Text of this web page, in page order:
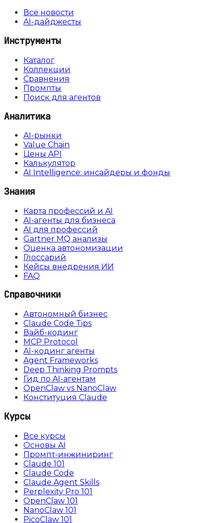
Все новости
AI-дайджесты
Инструменты
Каталог
Коллекции
Сравнения
Промпты
Поиск для агентов
Аналитика
AI-рынки
Value Chain
Цены API
Калькулятор
AI Intelligence: инсайдеры и фонды
Знания
Карта профессий и AI
AI-агенты для бизнеса
AI для профессий
Gartner MQ анализы
Оценка автономизации
Глоссарий
Кейсы внедрения ИИ
FAQ
Справочники
Автономный бизнес
Claude Code Tips
Вайб-кодинг
MCP Protocol
AI-кодинг агенты
Agent Frameworks
Deep Thinking Prompts
Гид по AI-агентам
OpenClaw vs NanoClaw
Конституция Claude
Курсы
Все курсы
Основы AI
Промпт-инжиниринг
Claude 101
Claude Code
Claude Agent Skills
Perplexity Pro 101
OpenClaw 101
NanoClaw 101
PicoClaw 101